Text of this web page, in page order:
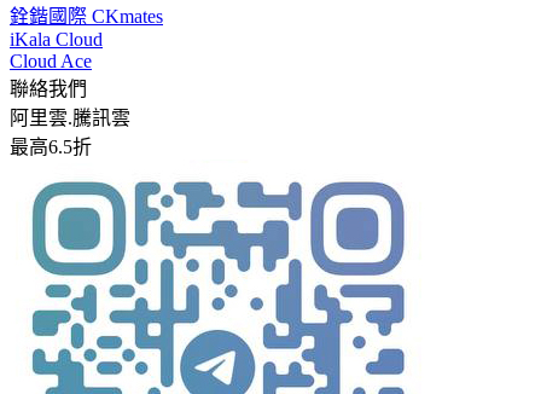
銓鍇國際 CKmates
iKala Cloud
Cloud Ace
聯絡我們
阿里雲.騰訊雲
最高6.5折